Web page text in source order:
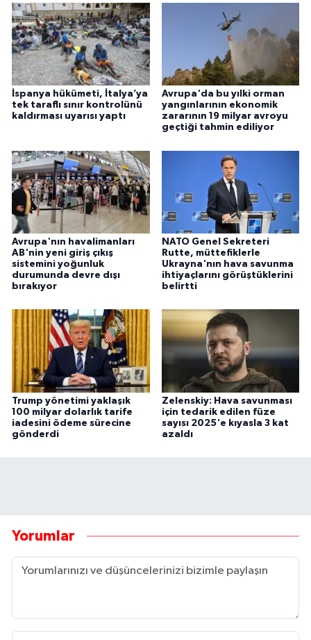
İspanya hükümeti, İtalya’ya
tek taraflı sınır kontrolünü
kaldırması uyarısı yaptı
Avrupa'da bu yılki orman
yangınlarının ekonomik
zararının 19 milyar avroyu
geçtiği tahmin ediliyor
Avrupa'nın havalimanları
AB'nin yeni giriş çıkış
sistemini yoğunluk
durumunda devre dışı
bırakıyor
NATO Genel Sekreteri
Rutte, müttefiklerle
Ukrayna'nın hava savunma
ihtiyaçlarını görüştüklerini
belirtti
Trump yönetimi yaklaşık
100 milyar dolarlık tarife
iadesini ödeme sürecine
gönderdi
Zelenskiy: Hava savunması
için tedarik edilen füze
sayısı 2025'e kıyasla 3 kat
azaldı
Yorumlar